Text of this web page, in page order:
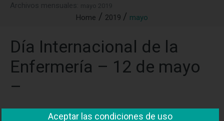
Archivos mensuales: mayo 2019
Home 2019 mayo
Día Internacional de la
Enfermería – 12 de mayo
–
ANDE felicita a todas las enfermeras del mundo por haber
Aceptar las condiciones de uso